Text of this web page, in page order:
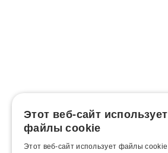
Этот веб-сайт использует
файлы cookie
Этот веб-сайт использует файлы cookie